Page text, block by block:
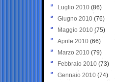
Luglio 2010 (86)
Giugno 2010 (76)
Maggio 2010 (75)
Aprile 2010 (66)
Marzo 2010 (79)
Febbraio 2010 (73)
Gennaio 2010 (74)